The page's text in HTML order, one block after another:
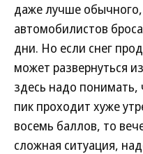
даже лучше обычного,
автомобилистов
дни. Но если снег
может развернуться
здесь надо
пик проходит хуже
восемь баллов, то
сложная ситуация,